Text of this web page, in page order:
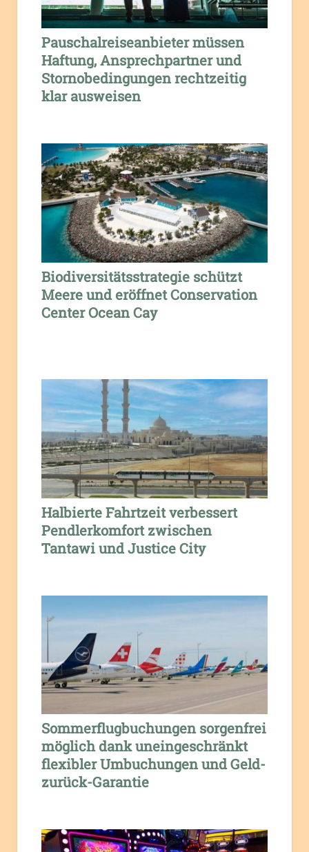
Pauschalreiseanbieter müssen
Haftung, Ansprechpartner und
Stornobedingungen rechtzeitig
klar ausweisen
Biodiversitätsstrategie schützt
Meere und eröffnet Conservation
Center Ocean Cay
Halbierte Fahrtzeit verbessert
Pendlerkomfort zwischen
Tantawi und Justice City
Sommerflugbuchungen sorgenfrei
möglich dank uneingeschränkt
flexibler Umbuchungen und Geld-
zurück-Garantie